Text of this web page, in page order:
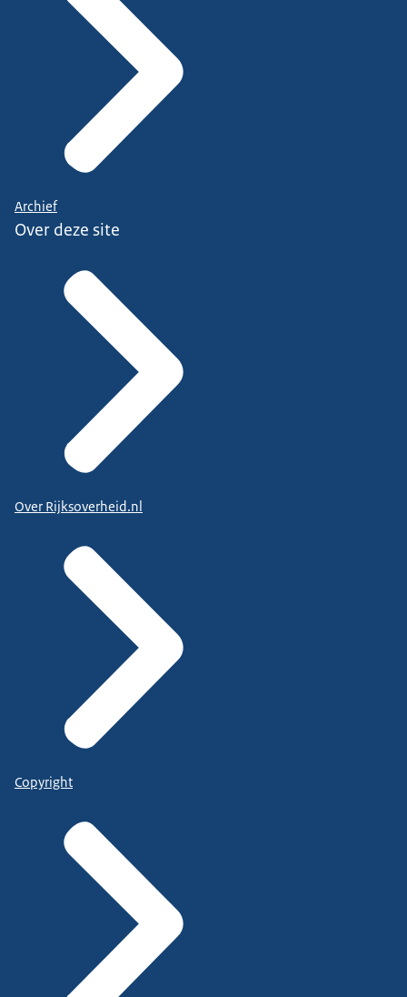
Archief
Over deze site
Over Rijksoverheid.nl
Copyright